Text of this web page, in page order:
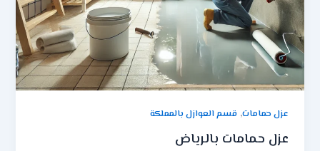
عزل حمامات,قسم العوازل بالمملكة
عزل حمامات بالرياض